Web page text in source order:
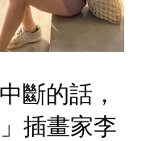
斷的話，
插畫家李